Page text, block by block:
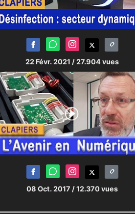
22 Févr. 2021 / 27.904 vues
08 Oct. 2017 / 12.370 vues